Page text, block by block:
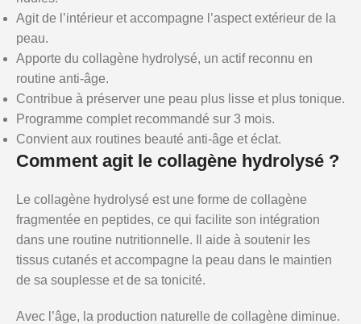
Agit de l’intérieur et accompagne l’aspect extérieur de la
peau.
Apporte du collagène hydrolysé, un actif reconnu en
routine anti-âge.
Contribue à préserver une peau plus lisse et plus tonique.
Programme complet recommandé sur 3 mois.
Convient aux routines beauté anti-âge et éclat.
Comment agit le collagène hydrolysé ?
Le collagène hydrolysé est une forme de collagène
fragmentée en peptides, ce qui facilite son intégration
dans une routine nutritionnelle. Il aide à soutenir les
tissus cutanés et accompagne la peau dans le maintien
de sa souplesse et de sa tonicité.
Avec l’âge, la production naturelle de collagène diminue.